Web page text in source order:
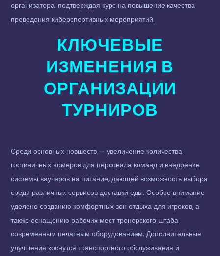
организатора, подтверждая курс на повышение качества
проведения киберспортивных мероприятий.
КЛЮЧЕВЫЕ
ИЗМЕНЕНИЯ В
ОРГАНИЗАЦИИ
ТУРНИРОВ
Среди основных новшеств — увеличение количества
гостиничных номеров для персонала команд и внедрение
системы ваучеров на питание, дающей возможность выбора
среди различных сервисов доставки еды. Особое внимание
уделено созданию комфортных зон отдыха для игроков, а
также оснащению рабочих мест тренерского штаба
современным печатным оборудованием. Дополнительные
улучшения коснутся транспортного обслуживания и